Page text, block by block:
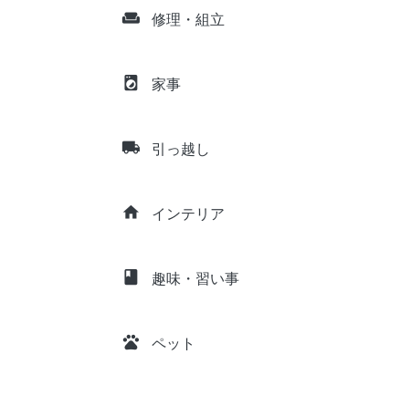
weekend 修理・組立
local_laundry_service 家事
local_shipping 引っ越し
home インテリア
class 趣味・習い事
pets ペット